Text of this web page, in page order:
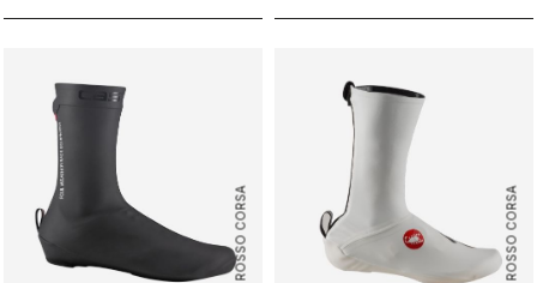
ROSSO CORSA ROSSO CORSA